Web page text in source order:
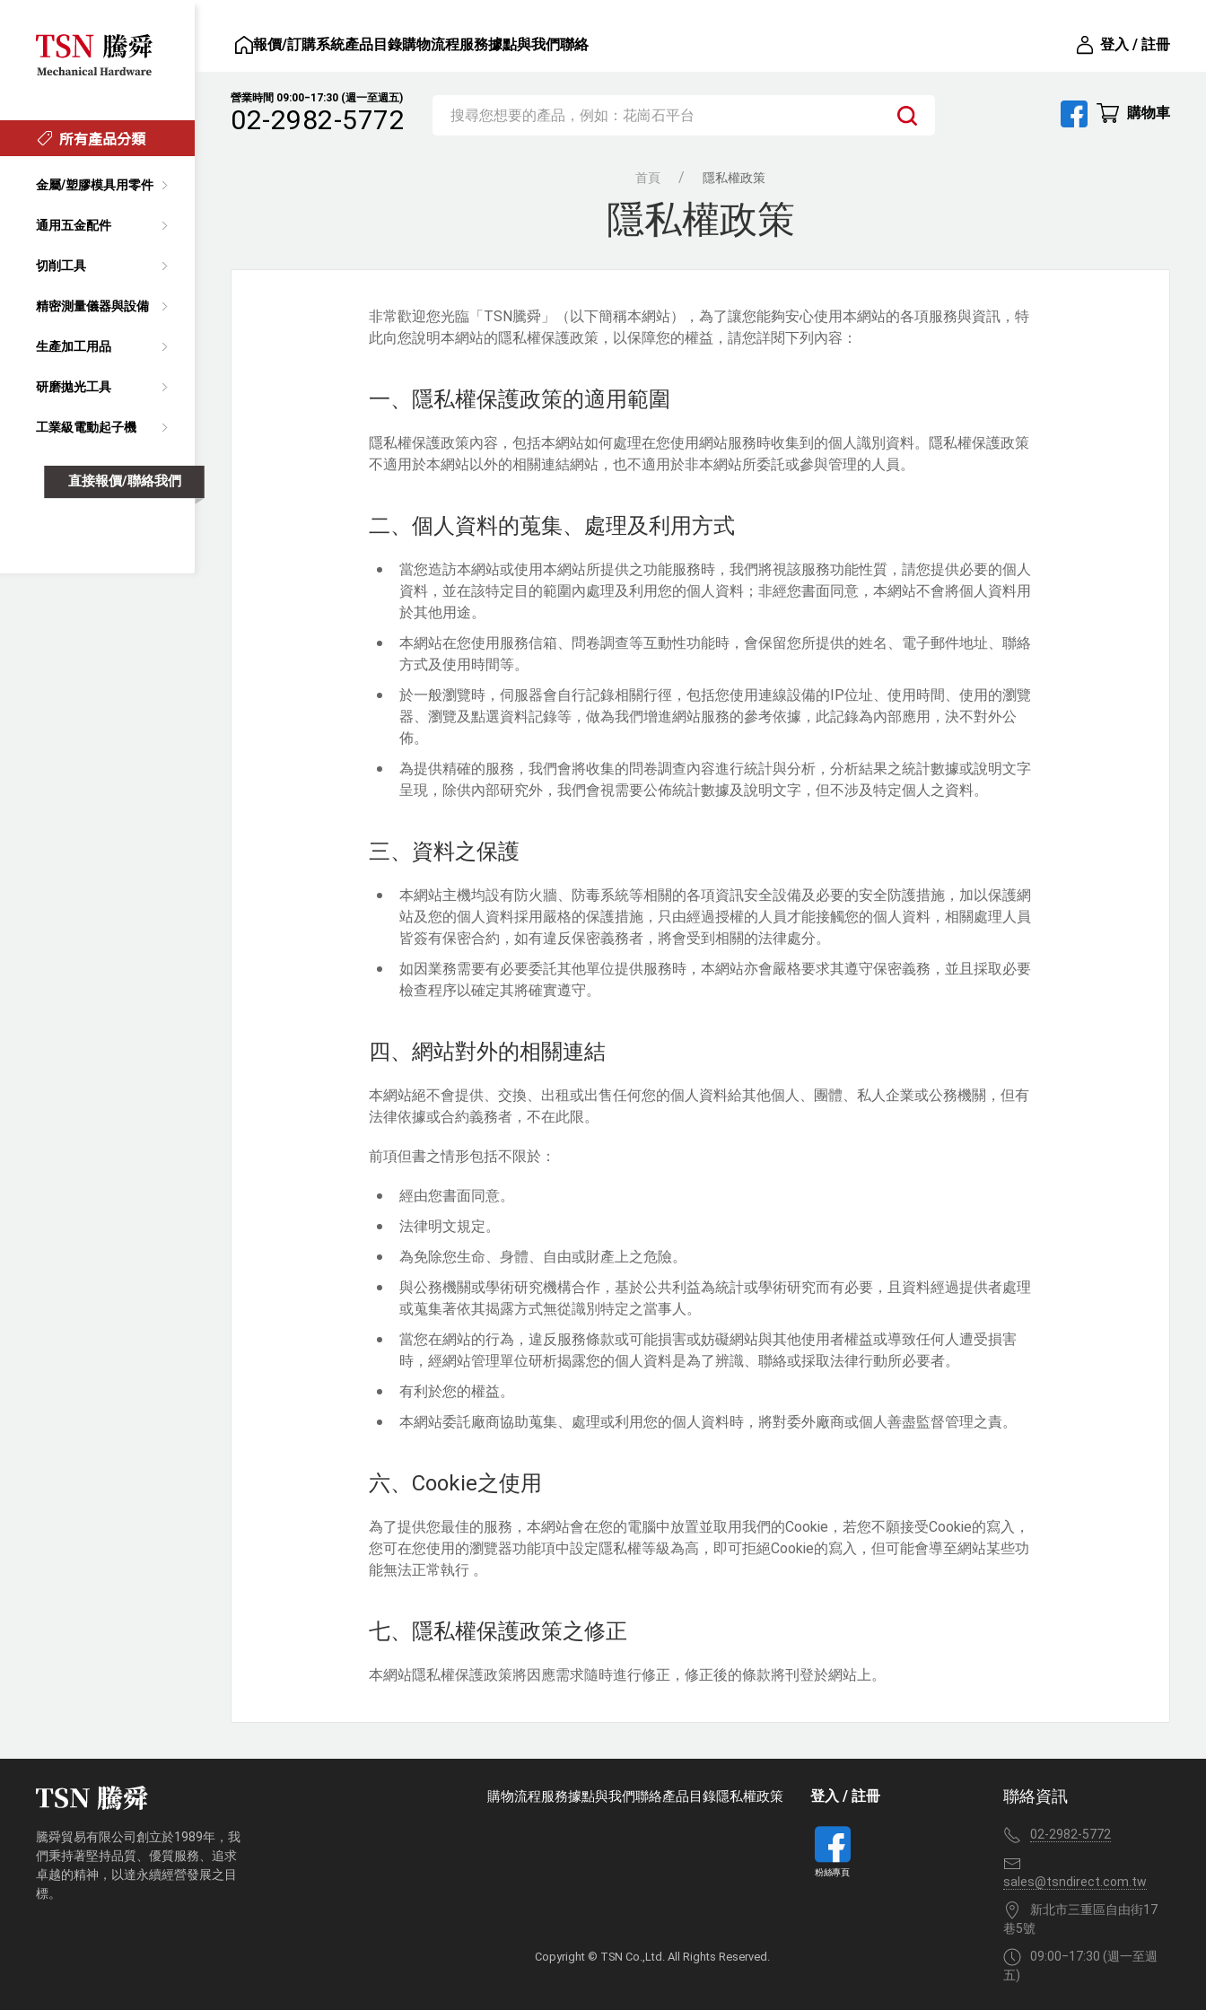
所有產品分類
金屬/塑膠模具用零件
通用五金配件
切削工具
精密測量儀器與設備
生產加工用品
研磨拋光工具
工業級電動起子機
直接報價/聯絡我們
報價/訂購系統產品目錄購物流程服務據點與我們聯絡 登入 / 註冊
營業時間 09:00‒17:30 (週一至週五)
02-2982-5772 購物車
首頁 隱私權政策
隱私權政策
非常歡迎您光臨「TSN騰舜」（以下簡稱本網站），為了讓您能夠安心使用本網站的各項服務與資訊，特
此向您說明本網站的隱私權保護政策，以保障您的權益，請您詳閱下列內容：
一、隱私權保護政策的適用範圍
隱私權保護政策內容，包括本網站如何處理在您使用網站服務時收集到的個人識別資料。隱私權保護政策
不適用於本網站以外的相關連結網站，也不適用於非本網站所委託或參與管理的人員。
二、個人資料的蒐集、處理及利用方式
當您造訪本網站或使用本網站所提供之功能服務時，我們將視該服務功能性質，請您提供必要的個人
資料，並在該特定目的範圍內處理及利用您的個人資料；非經您書面同意，本網站不會將個人資料用
於其他用途。
本網站在您使用服務信箱、問卷調查等互動性功能時，會保留您所提供的姓名、電子郵件地址、聯絡
方式及使用時間等。
於一般瀏覽時，伺服器會自行記錄相關行徑，包括您使用連線設備的IP位址、使用時間、使用的瀏覽
器、瀏覽及點選資料記錄等，做為我們增進網站服務的參考依據，此記錄為內部應用，決不對外公
佈。
為提供精確的服務，我們會將收集的問卷調查內容進行統計與分析，分析結果之統計數據或說明文字
呈現，除供內部研究外，我們會視需要公佈統計數據及說明文字，但不涉及特定個人之資料。
三、資料之保護
本網站主機均設有防火牆、防毒系統等相關的各項資訊安全設備及必要的安全防護措施，加以保護網
站及您的個人資料採用嚴格的保護措施，只由經過授權的人員才能接觸您的個人資料，相關處理人員
皆簽有保密合約，如有違反保密義務者，將會受到相關的法律處分。
如因業務需要有必要委託其他單位提供服務時，本網站亦會嚴格要求其遵守保密義務，並且採取必要
檢查程序以確定其將確實遵守。
四、網站對外的相關連結
本網站絕不會提供、交換、出租或出售任何您的個人資料給其他個人、團體、私人企業或公務機關，但有
法律依據或合約義務者，不在此限。
前項但書之情形包括不限於：
經由您書面同意。
法律明文規定。
為免除您生命、身體、自由或財產上之危險。
與公務機關或學術研究機構合作，基於公共利益為統計或學術研究而有必要，且資料經過提供者處理
或蒐集著依其揭露方式無從識別特定之當事人。
當您在網站的行為，違反服務條款或可能損害或妨礙網站與其他使用者權益或導致任何人遭受損害
時，經網站管理單位研析揭露您的個人資料是為了辨識、聯絡或採取法律行動所必要者。
有利於您的權益。
本網站委託廠商協助蒐集、處理或利用您的個人資料時，將對委外廠商或個人善盡監督管理之責。
六、Cookie之使用
為了提供您最佳的服務，本網站會在您的電腦中放置並取用我們的Cookie，若您不願接受Cookie的寫入，
您可在您使用的瀏覽器功能項中設定隱私權等級為高，即可拒絕Cookie的寫入，但可能會導至網站某些功
能無法正常執行 。
七、隱私權保護政策之修正
本網站隱私權保護政策將因應需求隨時進行修正，修正後的條款將刊登於網站上。
騰舜貿易有限公司創立於1989年，我
們秉持著堅持品質、優質服務、追求
卓越的精神，以達永續經營發展之目
標。
購物流程服務據點與我們聯絡產品目錄隱私權政策
Copyright © TSN Co.,Ltd. All Rights Reserved.
登入 / 註冊
粉絲專頁
聯絡資訊
02-2982-5772
sales@tsndirect.com.tw
新北市三重區自由街17
巷5號
09:00‒17:30 (週一至週
五)